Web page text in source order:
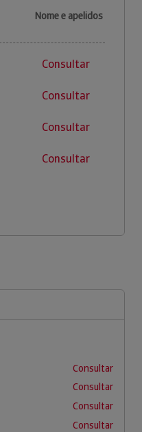
Nome e apelidos
Consultar
Consultar
Consultar
Consultar
Consultar
Consultar
Consultar
Consultar